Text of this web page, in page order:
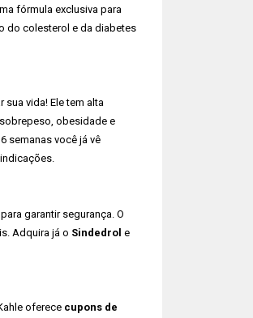
fórmula exclusiva para
do colesterol e da diabetes
vida! Ele tem alta
obesidade e
semanas você já vê
garantir segurança. O
Adquira já o Sindedrol e
oferece cupons de